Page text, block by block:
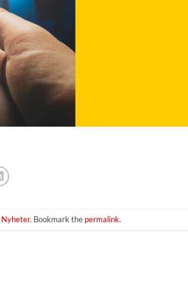
Nyheter. Bookmark the permalink.